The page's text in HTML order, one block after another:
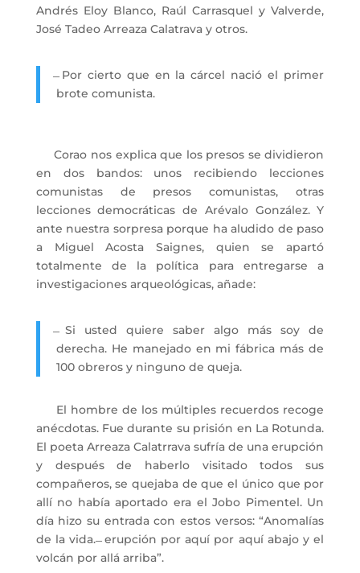
Andrés Eloy Blanco, Raúl Carrasquel y Valverde,
José Tadeo Arreaza Calatrava y otros.
̶ Por cierto que en la cárcel nació el primer
brote comunista.
Corao nos explica que los presos se dividieron
en dos bandos: unos recibiendo lecciones
comunistas de presos comunistas, otras
lecciones democráticas de Arévalo González. Y
ante nuestra sorpresa porque ha aludido de paso
a Miguel Acosta Saignes, quien se apartó
totalmente de la política para entregarse a
investigaciones arqueológicas, añade:
̶ Si usted quiere saber algo más soy de
derecha. He manejado en mi fábrica más de
100 obreros y ninguno de queja.
El hombre de los múltiples recuerdos recoge
anécdotas. Fue durante su prisión en La Rotunda.
El poeta Arreaza Calatrrava sufría de una erupción
y después de haberlo visitado todos sus
compañeros, se quejaba de que el único que por
allí no había aportado era el Jobo Pimentel. Un
día hizo su entrada con estos versos: “Anomalías
de la vida. ̶ erupción por aquí por aquí abajo y el
volcán por allá arriba”.